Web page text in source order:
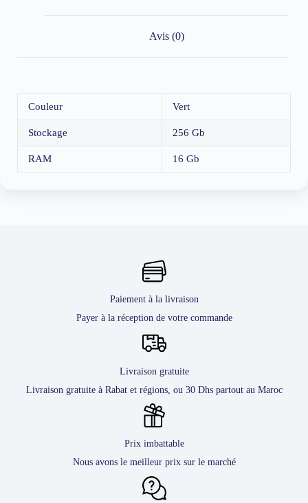
Avis (0)
Couleur Vert
Stockage 256 Gb
RAM 16 Gb
Paiement à la livraison
Payer à la réception de votre commande
Livraison gratuite
Livraison gratuite à Rabat et régions, ou 30 Dhs partout au Maroc
Prix imbattable
Nous avons le meilleur prix sur le marché